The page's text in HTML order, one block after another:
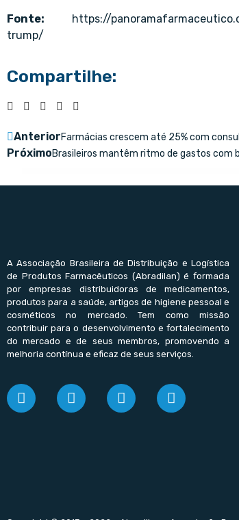
Fonte: https://
trump/
Compartilhe:
AnteriorFarmácias crescem até 25% com
PróximoBrasileiros mantêm ritmo de gastos com
A Associação Brasileira de Distribuição e Logística
de Produtos Farmacêuticos (Abradilan) é formada
por empresas distribuidoras de medicamentos,
produtos para a saúde, artigos de higiene pessoal e
cosméticos no mercado. Tem como missão
contribuir para o desenvolvimento e fortalecimento
do mercado e de seus membros, promovendo a
melhoria contínua e eficaz de seus serviços.